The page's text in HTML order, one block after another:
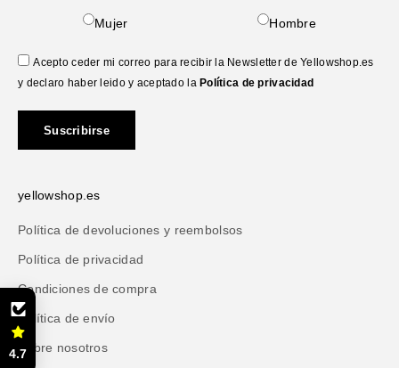
Mujer Hombre
Acepto ceder mi correo para recibir la Newsletter de Yellowshop.es
y declaro haber leido y aceptado la Política de privacidad
Suscribirse
yellowshop.es
Política de devoluciones y reembolsos
Política de privacidad
Condiciones de compra
Política de envío
Sobre nosotros
4.7